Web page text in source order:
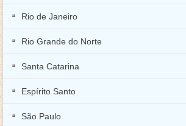
Rio de Janeiro
Rio Grande do Norte
Santa Catarina
Espírito Santo
São Paulo